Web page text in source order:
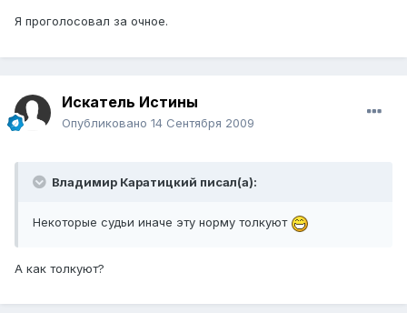
Я проголосовал за очное.
Искатель Истины
Опубликовано 14 Сентября 2009
Владимир Каратицкий писал(а):
Некоторые судьи иначе эту норму толкуют
А как толкуют?